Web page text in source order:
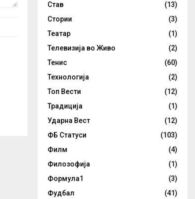
Став
(13)
Стории
(3)
Театар
(1)
Телевизија во Живо
(2)
Тенис
(60)
Технологија
(2)
Топ Вести
(12)
Традиција
(1)
Ударна Вест
(12)
ФБ Статуси
(103)
Филм
(4)
Филозофија
(1)
Формула1
(3)
Фудбал
(41)